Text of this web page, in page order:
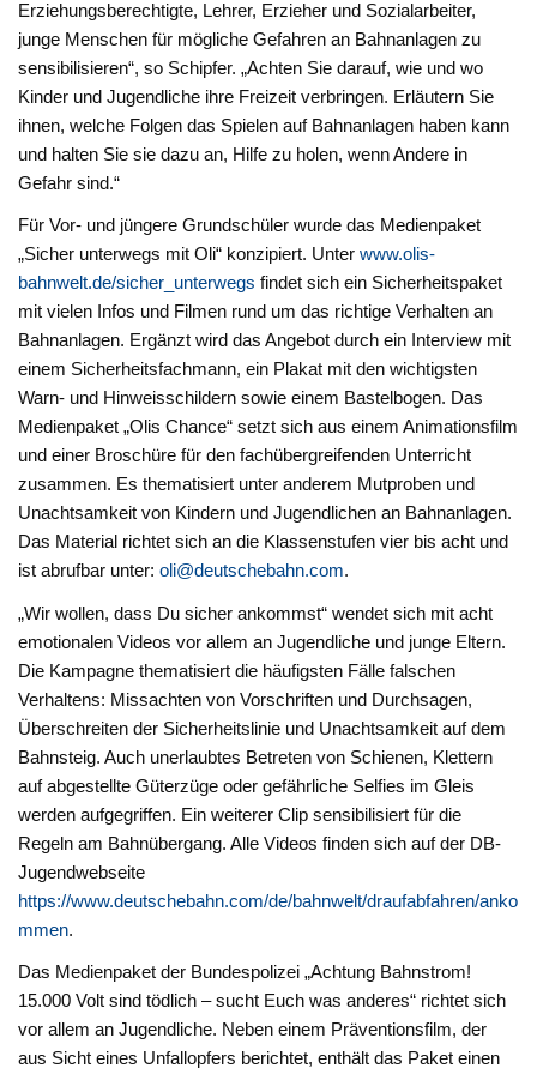
Erziehungsberechtigte, Lehrer, Erzieher und Sozialarbeiter,
junge Menschen für mögliche Gefahren an Bahnanlagen zu
sensibilisieren“, so Schipfer. „Achten Sie darauf, wie und wo
Kinder und Jugendliche ihre Freizeit verbringen. Erläutern Sie
ihnen, welche Folgen das Spielen auf Bahnanlagen haben kann
und halten Sie sie dazu an, Hilfe zu holen, wenn Andere in
Gefahr sind.“
Für Vor- und jüngere Grundschüler wurde das Medienpaket
„Sicher unterwegs mit Oli“ konzipiert. Unterwww.olis-
bahnwelt.de/sicher_unterwegs findet sich ein Sicherheitspaket
mit vielen Infos und Filmen rund um das richtige Verhalten an
Bahnanlagen. Ergänzt wird das Angebot durch ein Interview mit
einem Sicherheitsfachmann, ein Plakat mit den wichtigsten
Warn- und Hinweisschildern sowie einem Bastelbogen. Das
Medienpaket „Olis Chance“ setzt sich aus einem Animationsfilm
und einer Broschüre für den fachübergreifenden Unterricht
zusammen. Es thematisiert unter anderem Mutproben und
Unachtsamkeit von Kindern und Jugendlichen an Bahnanlagen.
Das Material richtet sich an die Klassenstufen vier bis acht und
ist abrufbar unter:oli@deutschebahn.com.
„Wir wollen, dass Du sicher ankommst“ wendet sich mit acht
emotionalen Videos vor allem an Jugendliche und junge Eltern.
Die Kampagne thematisiert die häufigsten Fälle falschen
Verhaltens: Missachten von Vorschriften und Durchsagen,
Überschreiten der Sicherheitslinie und Unachtsamkeit auf dem
Bahnsteig. Auch unerlaubtes Betreten von Schienen, Klettern
auf abgestellte Güterzüge oder gefährliche Selfies im Gleis
werden aufgegriffen. Ein weiterer Clip sensibilisiert für die
Regeln am Bahnübergang. Alle Videos finden sich auf der DB-
Jugendwebseite
https://www.deutschebahn.com/de/bahnwelt/draufabfahren/anko
mmen.
Das Medienpaket der Bundespolizei „Achtung Bahnstrom!
15.000 Volt sind tödlich – sucht Euch was anderes“ richtet sich
vor allem an Jugendliche. Neben einem Präventionsfilm, der
aus Sicht eines Unfallopfers berichtet, enthält das Paket einen